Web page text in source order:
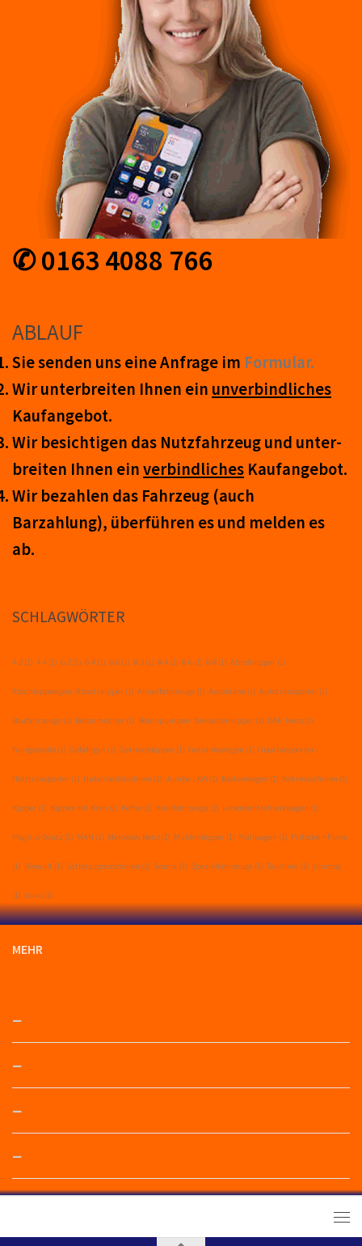
✆ 0163 4088 766
ABLAUF
Sie senden uns eine An­frage im Form­ular.
Wir unter­breiten Ihnen ein un­ver­bind­lich­es
Kauf­an­ge­bot.
Wir be­sicht­igen das Nutz­fahr­zeug und un­ter­
breit­en Ihnen einver­bind­liches Kauf­an­ge­bot.
Wir be­zahl­en das Fahr­zeug (auch
Barzahlung), über­führ­en es und mel­den es
ab.
SCHLAGWÖRTER
4-2 (1) 4-4 (1) 6-2 (1) 6-4 (1) 6-6 (1) 8-2 (1) 8-4 (1) 8-6 (1) 8-8 (1) Abrollkipper (1)
Abschleppwagen- Absetzkipper (1) Allradfahrzeuge (1) Autokräne (1) Autotransporter (1)
Baufahrzeuge (1) Betonmischer (1) Betonpumpen- Dreiseitenkipper (1) DAF- Iveco (1)
Fahrgestelle (1) Gefahrgut (1) Getreidekipper (1) Getränkewagen (1) Glastransporter -
Holztransporter (1) Hubarbeitsbühnen (1) Jumbo LKW (1) Kastenwagen (1) Kehrmaschinen (1)
Kipper (1) Kipper mit Kran (1) Koffer (1) Kranfahrzeuge (1) Lebensmitteltankwagen (1)
Magirus Deutz (1) MAN (1) Mercedes Benz (1) Muldenkipper (1) Müllwagen (1) Pritsche + Plane
(1) Renault (1) Sattelzugmaschinen (1) Scania (1) Spezialfahrzeuge (1) Tautliner (1) Unimog
(1) Volvo (1)
MEHR